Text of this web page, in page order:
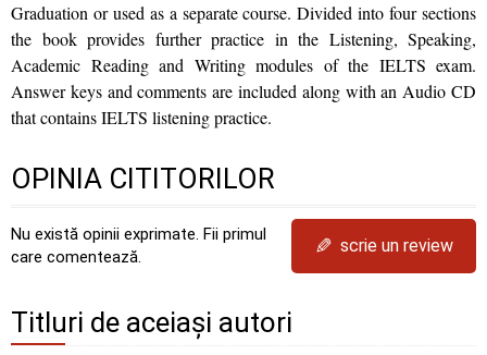
Graduation or used as a separate course. Divided into four sections
the book provides further practice in the Listening, Speaking,
Academic Reading and Writing modules of the IELTS exam.
Answer keys and comments are included along with an Audio CD
that contains IELTS listening practice.
OPINIA CITITORILOR
Nu există opinii exprimate. Fii primul
care comentează.
✎ scrie un review
Titluri de aceiași autori